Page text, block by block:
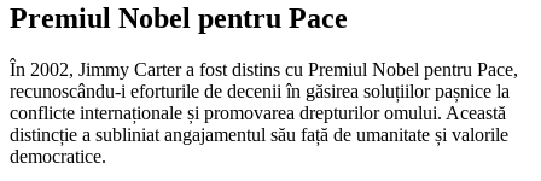
Premiul Nobel pentru Pace
În 2002, Jimmy Carter a fost distins cu Premiul Nobel pentru Pace,
recunoscându-i eforturile de decenii în găsirea soluțiilor pașnice la
conflicte internaționale și promovarea drepturilor omului. Această
distincție a subliniat angajamentul său față de umanitate și valorile
democratice.